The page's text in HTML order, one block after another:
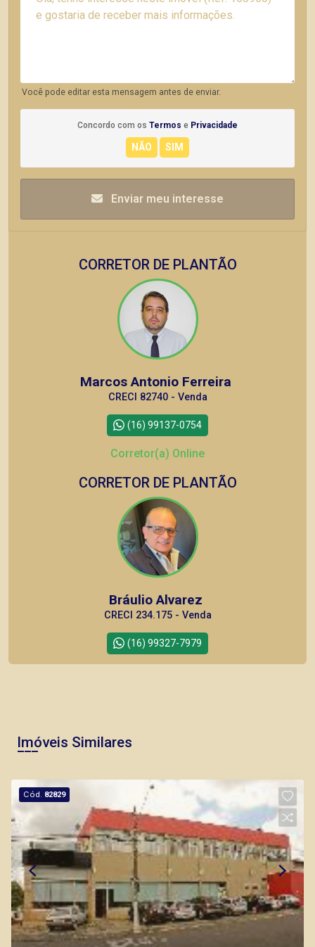
Você pode editar esta mensagem antes de enviar.
Concordo com os Termos e Privacidade
Enviar meu interesse
CORRETOR DE PLANTÃO
Marcos Antonio Ferreira
CRECI 82740 - Venda
(16) 99137-0754
Corretor(a) Online
CORRETOR DE PLANTÃO
Bráulio Alvarez
CRECI 234.175 - Venda
(16) 99327-7979
Fabiana Gonçalves
CRECI 293.460 - Venda
(16) 99799-9323
Corretor(a) Online
CORRETOR DE PLANTÃO
Imóveis Similares
Cód. 82829